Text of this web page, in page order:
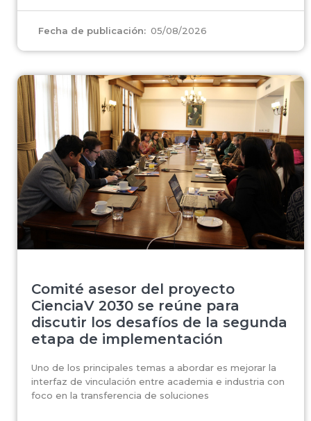
Fecha de publicación: 05/08/2026
Comité asesor del proyecto
CienciaV 2030 se reúne para
discutir los desafíos de la segunda
etapa de implementación
Uno de los principales temas a abordar es mejorar la
interfaz de vinculación entre academia e industria con
foco en la transferencia de soluciones